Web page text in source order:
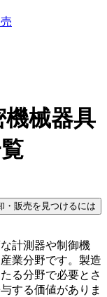
械器具
・販売を見つけるには
計測器や制御機
業分野です。製造
る分野で必要とさ
する価値がありま